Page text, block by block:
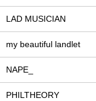
LAD MUSICIAN
my beautiful landlet
NAPE_
PHILTHEORY